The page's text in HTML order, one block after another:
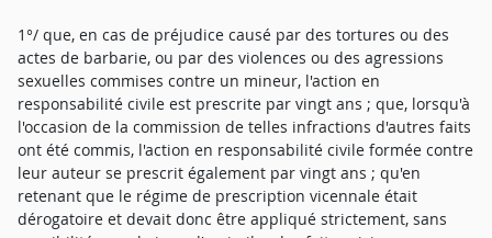
1°/ que, en cas de préjudice causé par des tortures ou des
actes de barbarie, ou par des violences ou des agressions
sexuelles commises contre un mineur, l'action en
responsabilité civile est prescrite par vingt ans ; que, lorsqu'à
l'occasion de la commission de telles infractions d'autres faits
ont été commis, l'action en responsabilité civile formée contre
leur auteur se prescrit également par vingt ans ; qu'en
retenant que le régime de prescription vicennale était
dérogatoire et devait donc être appliqué strictement, sans